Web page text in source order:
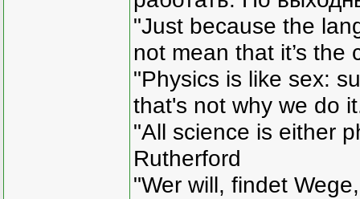
"Just because the
not mean that it’s the
"Physics is like sex:
that's not why we do
"All science is either
Rutherford
"Wer will, findet